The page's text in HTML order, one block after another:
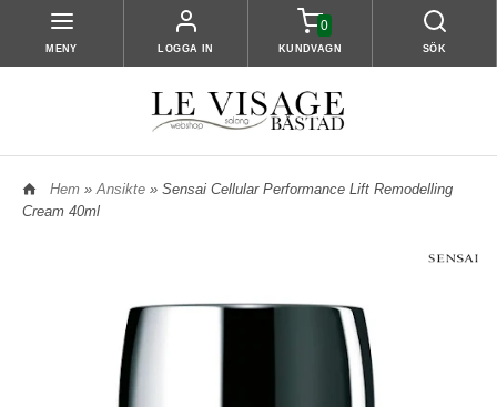
MENY LOGGA IN
0
KUNDVAGN SÖK
Hem » Ansikte » Sensai Cellular Performance Lift Remodelling
Cream 40ml